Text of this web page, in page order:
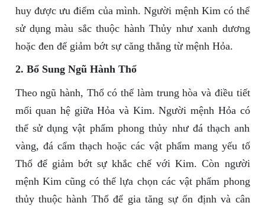
huy được ưu điểm của mình. Người mệnh Kim có thể
sử dụng màu sắc thuộc hành Thủy như xanh dương
hoặc đen để giảm bớt sự căng thẳng từ mệnh Hỏa.
2. Bổ Sung Ngũ Hành Thổ
Theo ngũ hành, Thổ có thể làm trung hòa và điều tiết
mối quan hệ giữa Hỏa và Kim. Người mệnh Hỏa có
thể sử dụng vật phẩm phong thủy như đá thạch anh
vàng, đá cẩm thạch hoặc các vật phẩm mang yếu tố
Thổ để giảm bớt sự khắc chế với Kim. Còn người
mệnh Kim cũng có thể lựa chọn các vật phẩm phong
thủy thuộc hành Thổ để gia tăng sự ổn định và cân